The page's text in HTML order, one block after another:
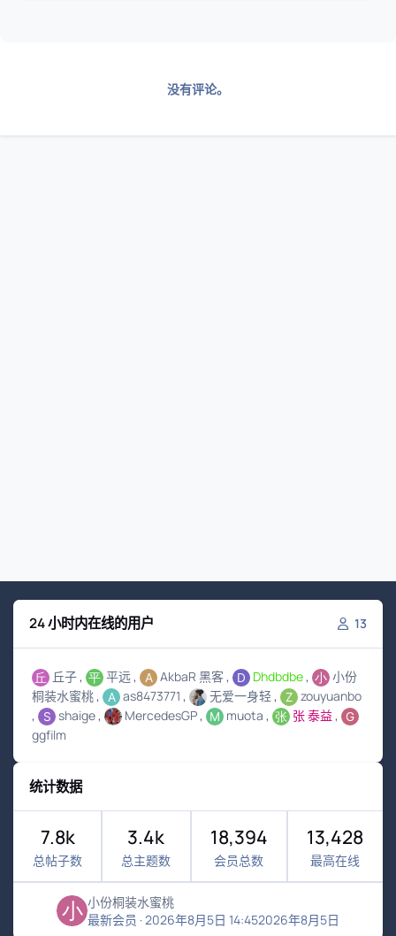
没有评论。
24 小时内在线的用户 13
丘子 平远 AkbaR 黑客 Dhdbdbe
小份
桐装水蜜桃
as8473771 无爱一身轻
zouyuanbo
shaige
MercedesGP muota
张 泰益
ggfilm
统计数据
7.8k
总帖子数
3.4k
总主题数
18,394
会员总数
13,428
最高在线
小份桐装水蜜桃
最新会员 ·2026年8月5日 14:452026年8月5日